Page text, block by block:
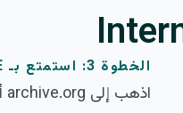
الخطوة 3: استمتع بـ INTERNET ARCHIVE